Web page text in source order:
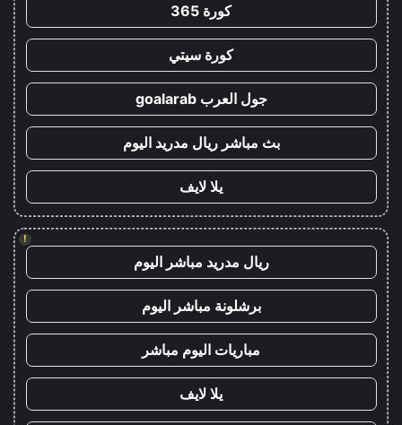
كورة 365
كورة سيتي
جول العرب goalarab
بث مباشر ريال مدريد اليوم
يلا لايف
!
ريال مدريد مباشر اليوم
برشلونة مباشر اليوم
مباريات اليوم مباشر
يلا لايف